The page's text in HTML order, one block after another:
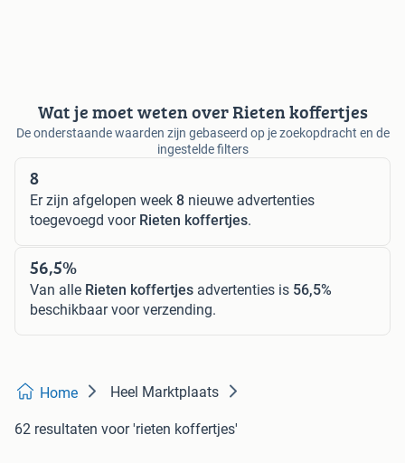
Wat je moet weten over Rieten koffertjes
De onderstaande waarden zijn gebaseerd op je zoekopdracht en de
ingestelde filters
8
Er zijn afgelopen week 8 nieuwe advertenties
toegevoegd voor Rieten koffertjes.
56,5%
Van alle Rieten koffertjes advertenties is 56,5%
beschikbaar voor verzending.
Home Heel Marktplaats
62 resultaten voor 'rieten koffertjes'